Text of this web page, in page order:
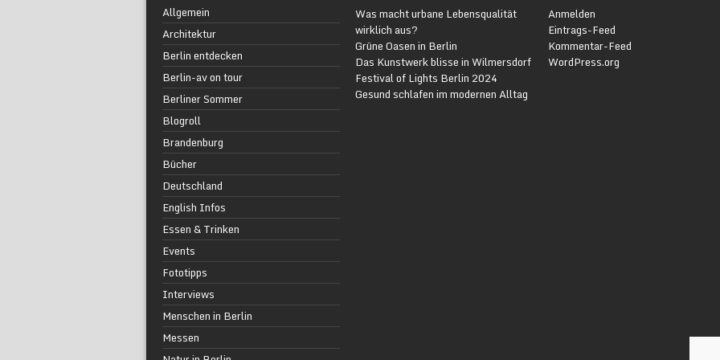
Allgemein
Architektur
Berlin entdecken
Berlin-av on tour
Berliner Sommer
Blogroll
Brandenburg
Bücher
Deutschland
English Infos
Essen & Trinken
Events
Fototipps
Interviews
Menschen in Berlin
Messen
Was macht urbane Lebensqualität
wirklich aus?
Grüne Oasen in Berlin
Das Kunstwerk blisse in Wilmersdorf
Festival of Lights Berlin 2024
Gesund schlafen im modernen Alltag
Anmelden
Eintrags-Feed
Kommentar-Feed
WordPress.org